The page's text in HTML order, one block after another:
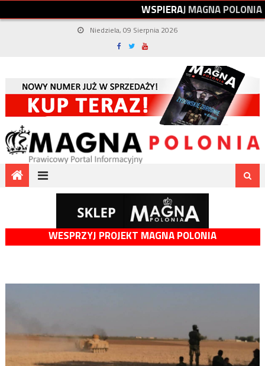
WSPIERAJMAGNAPOLONIA
Niedziela, 09 Sierpnia 2026
WESPRZYJ PROJEKT MAGNA POLONIA